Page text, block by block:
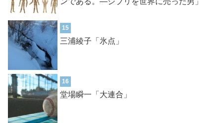
15
三浦綾子「氷点」
16
堂場瞬一「大連合」